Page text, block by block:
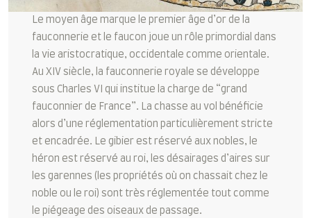
Le moyen âge marque le premier âge d’or de la
fauconnerie et le faucon joue un rôle primordial dans
la vie aristocratique, occidentale comme orientale.
Au XIV siècle, la fauconnerie royale se développe
sous Charles VI qui institue la charge de “grand
fauconnier de France”. La chasse au vol bénéficie
alors d’une réglementation particulièrement stricte
et encadrée. Le gibier est réservé aux nobles, le
héron est réservé au roi, les désairages d’aires sur
les garennes (les propriétés où on chassait chez le
noble ou le roi) sont très réglementée tout comme
le piégeage des oiseaux de passage.